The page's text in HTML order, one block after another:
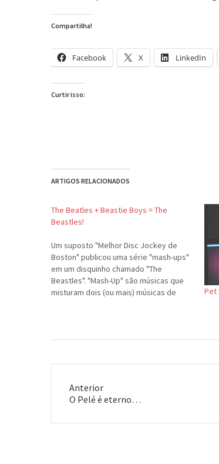
Compartilha!
Facebook X LinkedIn
Curtir isso:
ARTIGOS RELACIONADOS
The Beatles + Beastie Boys = The
Beastles!
Um suposto "Melhor Disc Jockey de
Boston" publicou uma série "mash-ups"
em um disquinho chamado "The
Beastles". "Mash-Up" são músicas que
misturam dois (ou mais) músicas de
Boys. Ficou bem divertido. Para…
Pet
Anterior
Post
O Pelé é eterno…